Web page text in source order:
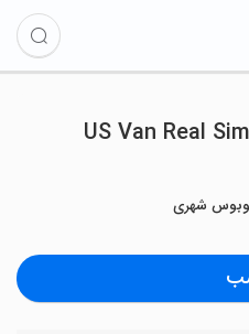
US Van Real
شهری